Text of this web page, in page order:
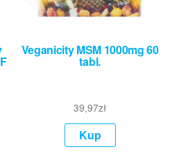
Veganicity MSM 1000mg 60
tabl.
39,97zł
Kup